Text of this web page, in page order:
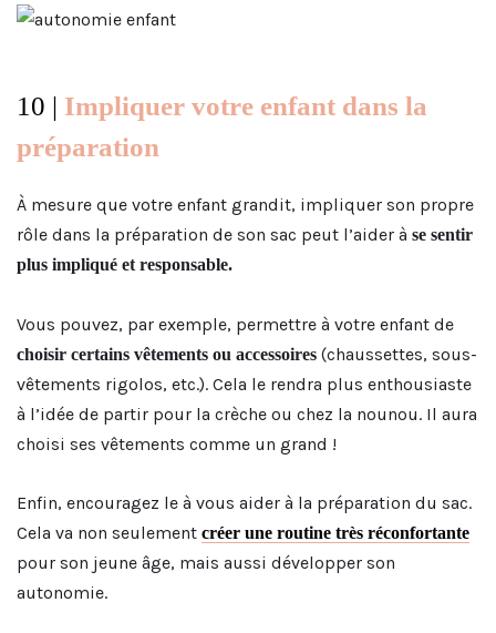
10 | Impliquer votre enfant dans la
préparation
À mesure que votre enfant grandit, impliquer son propre
rôle dans la préparation de son sac peut l’aider à se sentir
plus impliqué et responsable.
Vous pouvez, par exemple, permettre à votre enfant de
choisir certains vêtements ou accessoires (chaussettes, sous-
vêtements rigolos, etc.). Cela le rendra plus enthousiaste
à l’idée de partir pour la crèche ou chez la nounou. Il aura
choisi ses vêtements comme un grand !
Enfin, encouragez le à vous aider à la préparation du sac.
Cela va non seulement créer une routine très réconfortante
pour son jeune âge, mais aussi développer son
autonomie.